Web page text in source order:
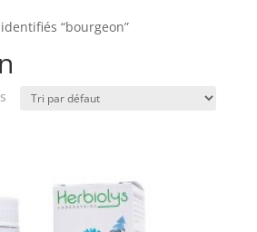
“bourgeon”